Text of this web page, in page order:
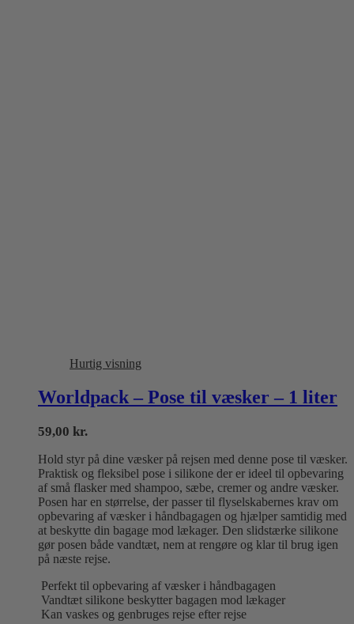
Hurtig visning
Worldpack – Pose til væsker – 1 liter
59,00 kr.
Hold styr på dine væsker på rejsen med denne pose til væsker.
Praktisk og fleksibel pose i silikone der er ideel til opbevaring
af små flasker med shampoo, sæbe, cremer og andre væsker.
Posen har en størrelse, der passer til flyselskabernes krav om
opbevaring af væsker i håndbagagen og hjælper samtidig med
at beskytte din bagage mod lækager. Den slidstærke silikone
gør posen både vandtæt, nem at rengøre og klar til brug igen
på næste rejse.
Perfekt til opbevaring af væsker i håndbagagen
Vandtæt silikone beskytter bagagen mod lækager
Kan vaskes og genbruges rejse efter rejse